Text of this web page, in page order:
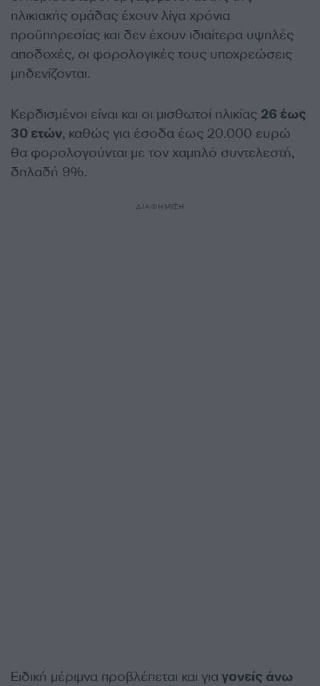
ηλικιακής ομάδας έχουν λίγα χρόνια
προϋπηρεσίας και δεν έχουν ιδιαίτερα υψηλές
αποδοχές, οι φορολογικές τους υποχρεώσεις
μηδενίζονται.
Κερδισμένοι είναι και οι μισθωτοί ηλικίας 26 έως
30 ετών, καθώς για έσοδα έως 20.000 ευρώ
θα φορολογούνται με τον χαμηλό συντελεστή,
δηλαδή 9%.
ΔΙΑΦΗΜΙΣΗ
Ειδική μέριμνα προβλέπεται και γιαγονείς άνω